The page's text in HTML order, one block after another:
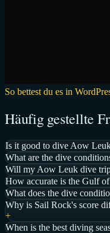
So bettest du es in
Häufig gestellte
Is it good to dive Aow
What are the dive
Will my Aow Leuk dive
How accurate is the Gulf
What does the dive
Why is Sail Rock's score
+
When is the best diving